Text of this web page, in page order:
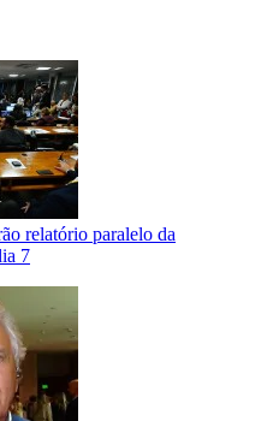
relatório paralelo da
7